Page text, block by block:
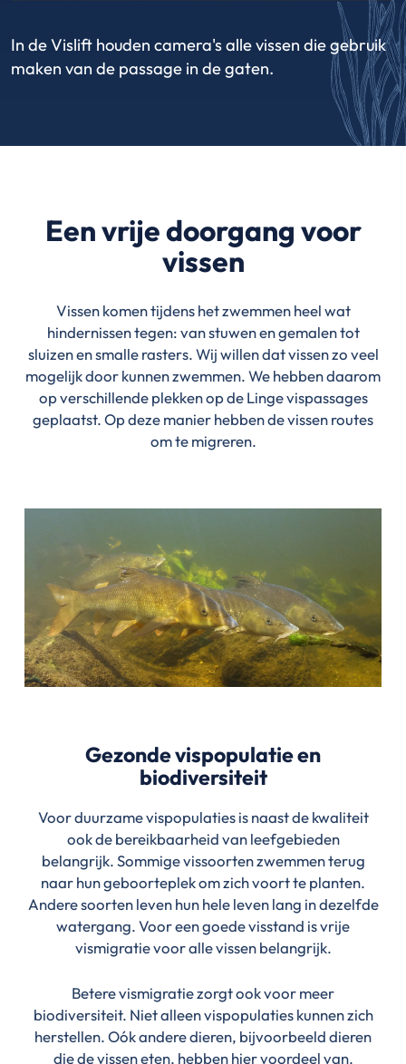
In de Vislift houden camera's alle vissen die gebruik
maken van de passage in de gaten.
Een vrije doorgang voor
vissen
Vissen komen tijdens het zwemmen heel wat
hindernissen tegen: van stuwen en gemalen tot
sluizen en smalle rasters. Wij willen dat vissen zo veel
mogelijk door kunnen zwemmen. We hebben daarom
op verschillende plekken op de Linge vispassages
geplaatst. Op deze manier hebben de vissen routes
om te migreren.
Gezonde vispopulatie en
biodiversiteit
Voor duurzame vispopulaties is naast de kwaliteit
ook de bereikbaarheid van leefgebieden
belangrijk. Sommige vissoorten zwemmen terug
naar hun geboorteplek om zich voort te planten.
Andere soorten leven hun hele leven lang in dezelfde
watergang. Voor een goede visstand is vrije
vismigratie voor alle vissen belangrijk.
Betere vismigratie zorgt ook voor meer
biodiversiteit. Niet alleen vispopulaties kunnen zich
herstellen. Oók andere dieren, bijvoorbeeld dieren
die de vissen eten, hebben hier voordeel van.